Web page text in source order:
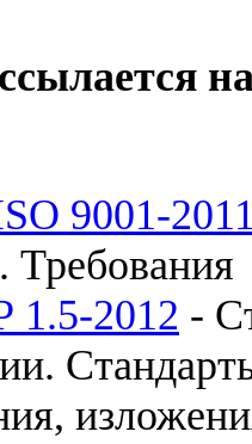
9001-
Требования
2012 -